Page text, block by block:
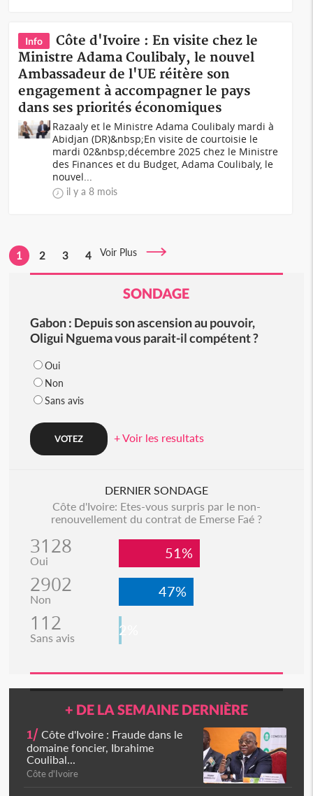
Info
Côte d'Ivoire : En visite chez le
Ministre Adama Coulibaly, le nouvel
Ambassadeur de l'UE réitère son
engagement à accompagner le pays
dans ses priorités économiques
Razaaly et le Ministre Adama Coulibaly mardi à
Abidjan (DR)&nbsp;En visite de courtoisie le
mardi 02&nbsp;décembre 2025 chez le Ministre
des Finances et du Budget, Adama Coulibaly, le
nouvel...
il y a 8 mois
1 2 3 4 Voir Plus
SONDAGE
Gabon : Depuis son ascension au pouvoir,
Oligui Nguema vous parait-il compétent ?
Oui
Non
Sans avis
+ Voir les resultats
DERNIER SONDAGE
Côte d'Ivoire: Etes-vous surpris par le non-
renouvellement du contrat de Emerse Faé ?
3128
Oui 51%
2902
Non 47%
112
Sans avis 2%
+ DE LA SEMAINE DERNIÈRE
1/ Côte d'Ivoire : Fraude dans le
domaine foncier, Ibrahime
Coulibal...
Côte d'Ivoire